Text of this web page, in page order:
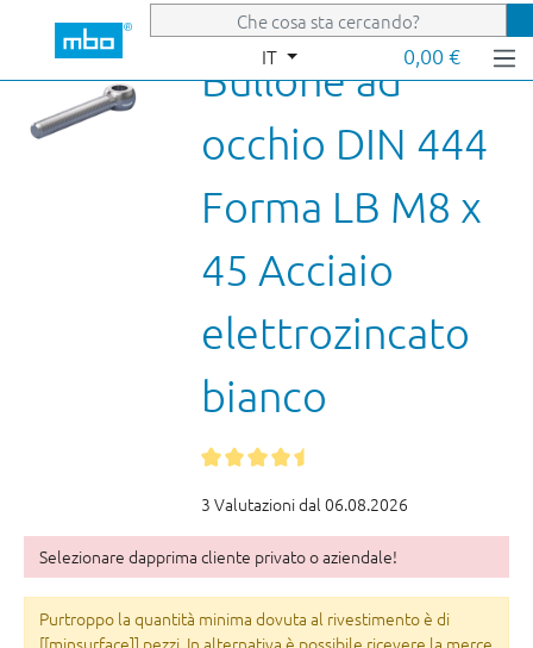
Passa al contenuto principale
IT 0,00 €
Bullone ad
occhio DIN 444
Forma LB M8 x
45 Acciaio
elettrozincato
bianco
3 Valutazioni dal 06.08.2026
Selezionare dapprima cliente privato o aziendale!
Purtroppo la quantità minima dovuta al rivestimento è di
[[minsurface]] pezzi. In alternativa è possibile ricevere la merce